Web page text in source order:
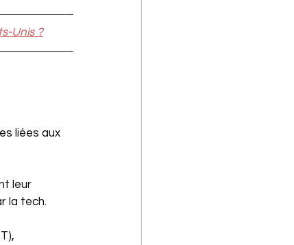
Unis ?
liées aux
leur
la tech.